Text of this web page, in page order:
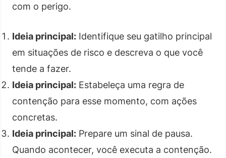
com o perigo.
Ideia principal: Identifique seu gatilho principal
em situações de risco e descreva o que você
tende a fazer.
Ideia principal: Estabeleça uma regra de
contenção para esse momento, com ações
concretas.
Ideia principal: Prepare um sinal de pausa.
Quando acontecer, você executa a contenção.